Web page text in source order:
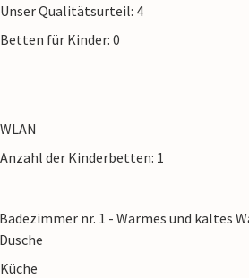
Unser Qualitätsurteil: 4
Betten für Kinder: 0
WLAN
Anzahl der Kinderbetten: 1
Badezimmer nr. 1 - Warmes und kaltes
Dusche
Küche